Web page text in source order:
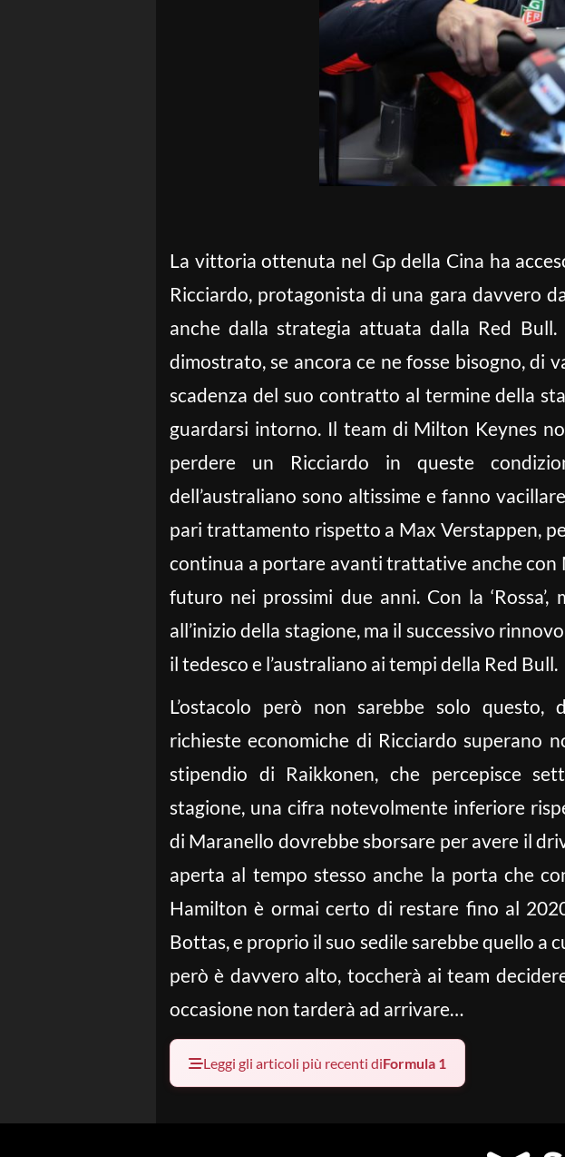
La vittoria ottenuta nel Gp della Cina ha
Ricciardo, protagonista di una gara davvero
anche dalla strategia attuata dalla Red
dimostrato, se ancora ce ne fosse bisogno, di
scadenza del suo contratto al termine della
guardarsi intorno. Il team di Milton Keynes
perdere un Ricciardo in queste
dell’australiano sono altissime e fanno
pari trattamento rispetto a Max Verstappen,
continua a portare avanti trattative anche con
futuro nei prossimi due anni. Con la
all’inizio della stagione, ma il successivo
il tedesco e l’australiano ai tempi della Red Bull.
L’ostacolo però non sarebbe solo questo,
richieste economiche di Ricciardo superano
stipendio di Raikkonen, che percepisce
stagione, una cifra notevolmente inferiore
di Maranello dovrebbe sborsare per avere il
aperta al tempo stesso anche la porta che
Hamilton è ormai certo di restare fino al
Bottas, e proprio il suo sedile sarebbe quello a
però è davvero alto, toccherà ai team
occasione non tarderà ad arrivare…
Leggi gli articoli più recenti diFormula 1